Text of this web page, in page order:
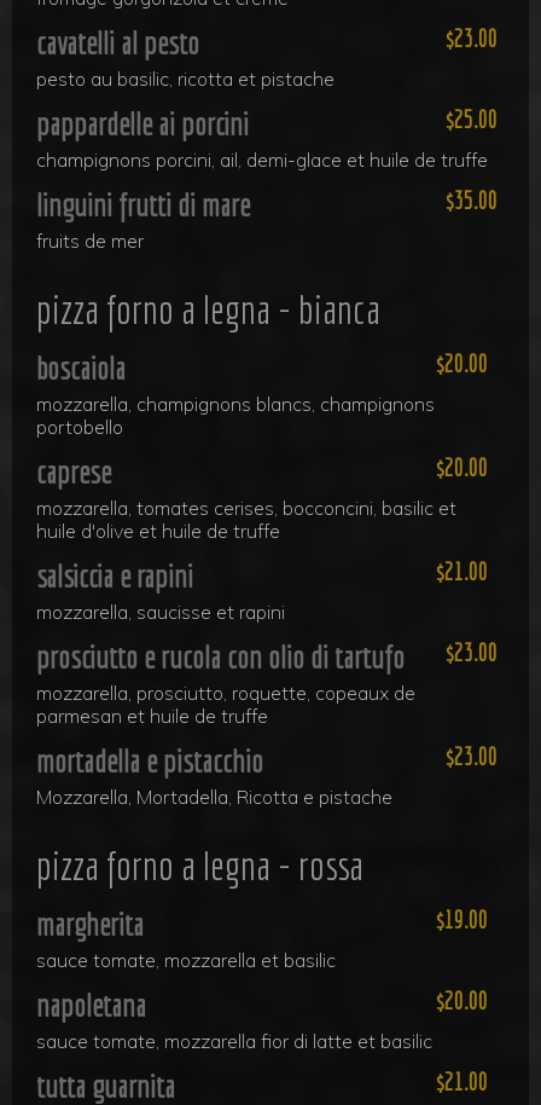
cavatelli al pesto 23.00
pesto au basilic, ricotta et pistache
pappardelle ai porcini 25.00
champignons porcini, ail, demi-glace et huile de truffe
linguini frutti di mare 35.00
fruits de mer
pizza forno a legna - bianca
boscaiola 20.00
mozzarella, champignons blancs, champignons
portobello
caprese 20.00
mozzarella, tomates cerises, bocconcini, basilic et
huile d'olive et huile de truffe
salsiccia e rapini 21.00
mozzarella, saucisse et rapini
prosciutto e rucola con olio di tartufo 23.00
mozzarella, prosciutto, roquette, copeaux de
parmesan et huile de truffe
mortadella e pistacchio 23.00
Mozzarella, Mortadella, Ricotta e pistache
pizza forno a legna - rossa
margherita 19.00
sauce tomate, mozzarella et basilic
napoletana 20.00
sauce tomate, mozzarella fior di latte et basilic
tutta guarnita 21.00